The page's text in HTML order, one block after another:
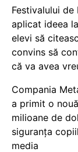
Festivalului
aplicat ideea
elevi să
convins să
că va avea
Compania
a primit o
milioane de
siguranța
media